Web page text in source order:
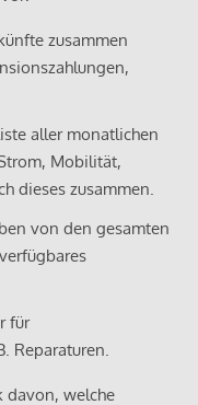
zusammen
aller monatlichen
Mobilität,
dieses zusammen.
von den gesamten
für
Reparaturen.
davon, welche